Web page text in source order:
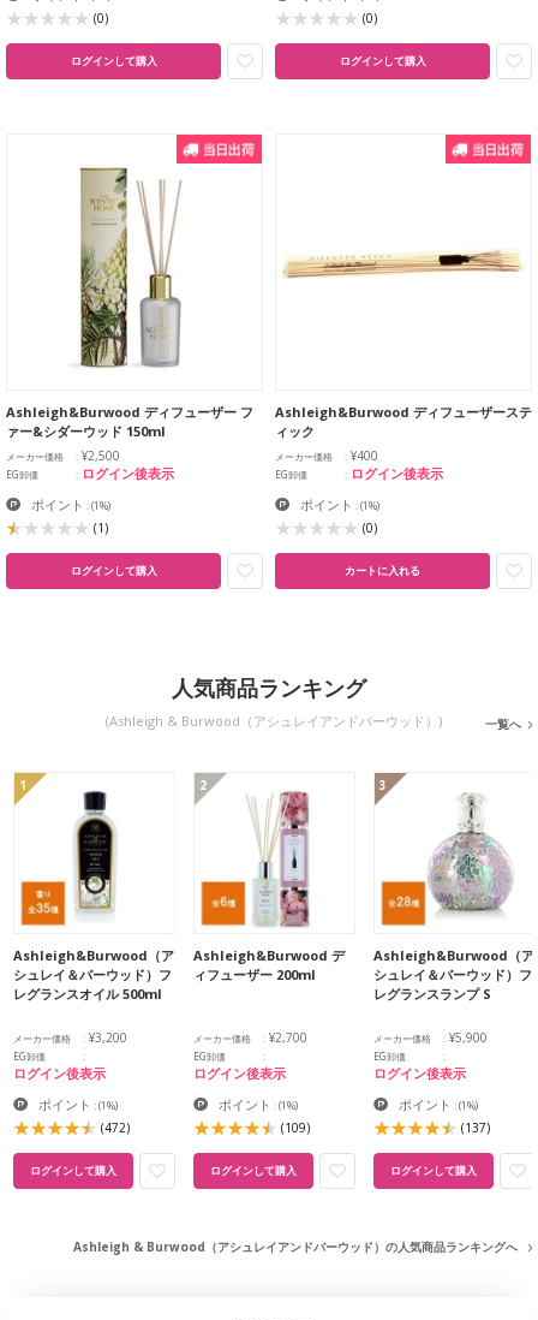
(0)
ログインして購入
(0)
ログインして購入
Ashleigh&Burwood ディフューザー フ
ァー&シダーウッド 150ml
メーカー価格 ¥2,500
EG卸価 ログイン後表示
ポイント :(1%)
(1)
ログインして購入
Ashleigh&Burwood ディフューザーステ
ィック
メーカー価格 ¥400
EG卸価 ログイン後表示
ポイント :(1%)
(0)
カートに入れる
人気商品ランキング
(Ashleigh & Burwood（アシュレイアンドバーウッド）) 一覧へ
1
Ashleigh&Burwood（ア
シュレイ＆バーウッド）フ
レグランスオイル 500ml
メーカー価格 ¥3,200
EG卸価
ログイン後表示
ポイント :(1%)
(472)
ログインして購入
2
Ashleigh&Burwood デ
ィフューザー 200ml
メーカー価格 ¥2,700
EG卸価
ログイン後表示
ポイント :(1%)
(109)
ログインして購入
3
Ashleigh&Burwood（ア
シュレイ＆バーウッド）フ
レグランスランプ S
メーカー価格 ¥5,900
EG卸価
ログイン後表示
ポイント :(1%)
(137)
ログインして購入
Ashleigh & Burwood（アシュレイアンドバーウッド）の人気商品ランキングへ